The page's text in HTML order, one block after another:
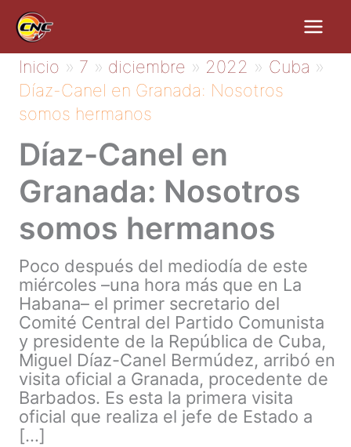
contenido
Inicio 7 diciembre 2022
Cuba
Díaz-Canel en Granada: Nosotros
somos hermanos
Díaz-Canel en
Granada: Nosotros
somos hermanos
Poco después del mediodía de este
miércoles –una hora más que en La
Habana– el primer secretario del
Comité Central del Partido Comunista
y presidente de la República de Cuba,
Miguel Díaz-Canel Bermúdez, arribó en
visita oficial a Granada, procedente de
Barbados. Es esta la primera visita
oficial que realiza el jefe de Estado a
[…]